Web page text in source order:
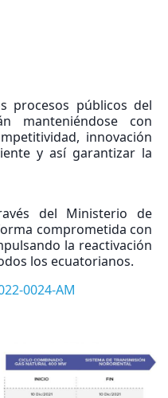
procesos públicos del
manteniéndose con
innovación
y así garantizar la
del Ministerio de
comprometida con
la reactivación
los ecuatorianos.
0024-AM